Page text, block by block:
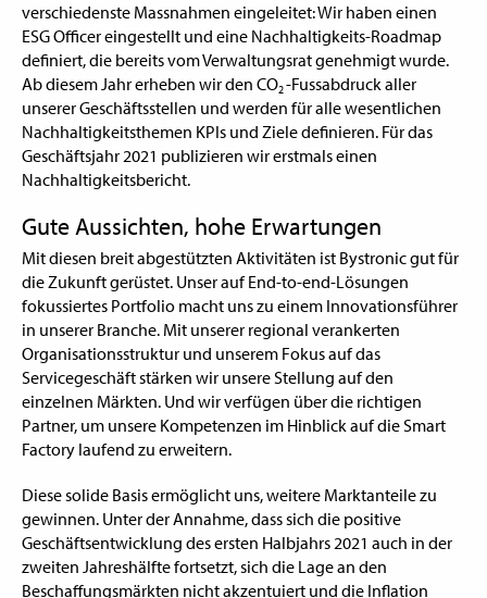
verschiedenste Massnahmen eingeleitet: Wir haben einen
ESG Officer eingestellt und eine Nachhaltigkeits-Roadmap
definiert, die bereits vom Verwaltungsrat genehmigt wurde.
Ab diesem Jahr erheben wir den CO2-Fussabdruck aller
unserer Geschäftsstellen und werden für alle wesentlichen
Nachhaltigkeitsthemen KPIs und Ziele definieren. Für das
Geschäftsjahr 2021 publizieren wir erstmals einen
Nachhaltigkeitsbericht.
Gute Aussichten, hohe Erwartungen
Mit diesen breit abgestützten Aktivitäten ist Bystronic gut für
die Zukunft gerüstet. Unser auf End-to-end-Lösungen
fokussiertes Portfolio macht uns zu einem Innovationsführer
in unserer Branche. Mit unserer regional verankerten
Organisationsstruktur und unserem Fokus auf das
Servicegeschäft stärken wir unsere Stellung auf den
einzelnen Märkten. Und wir verfügen über die richtigen
Partner, um unsere Kompetenzen im Hinblick auf die Smart
Factory laufend zu erweitern.
Diese solide Basis ermöglicht uns, weitere Marktanteile zu
gewinnen. Unter der Annahme, dass sich die positive
Geschäftsentwicklung des ersten Halbjahrs 2021 auch in der
zweiten Jahreshälfte fortsetzt, sich die Lage an den
Beschaffungsmärkten nicht akzentuiert und die Inflation